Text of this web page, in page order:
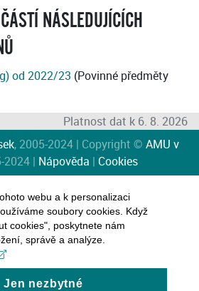
NÁSLEDUJÍCÍCH
od 2022/23 (Povinné předměty
Platnost dat k 6. 8. 2026
, 2005-2024 | Copyright © AMU v
2024 | Nápověda | Cookies
webu a k personalizaci
soubory cookies. Když
cookies", poskytnete nám
správě a analýze.
Jen nezbytné